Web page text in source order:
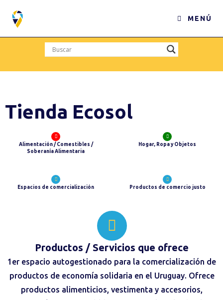
MENÚ
Tienda Ecosol
Alimentación / Comestibles /
Soberanía Alimentaria
Hogar, Ropa y Objetos
Espacios de comercialización Productos de comercio justo
Productos / Servicios que ofrece
1er espacio autogestionado para la comercialización de
productos de economía solidaria en el Uruguay. Ofrece
productos alimenticios, vestimenta y accesorios,